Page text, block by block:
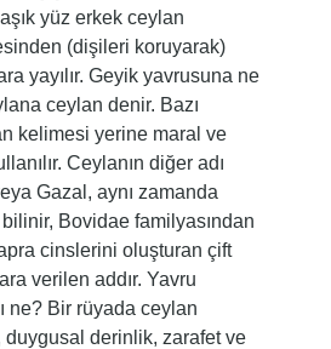
yüz erkek ceylan
(dişileri koruyarak)
yayılır. Geyik yavrusuna ne
ceylan denir. Bazı
kelimesi yerine maral ve
Ceylanın diğer adı
Gazal, aynı zamanda
Bovidae familyasından
cinslerini oluşturan çift
verilen addır. Yavru
ne? Bir rüyada ceylan
duygusal derinlik, zarafet ve